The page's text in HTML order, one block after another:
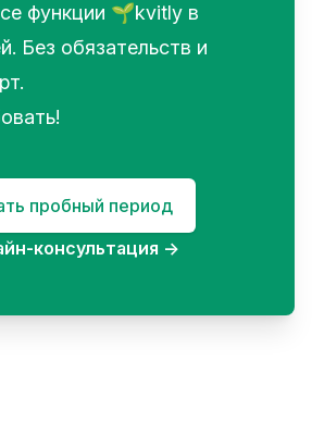
функции 🌱kvitly в
Без обязательств и
пробный период
консультация →